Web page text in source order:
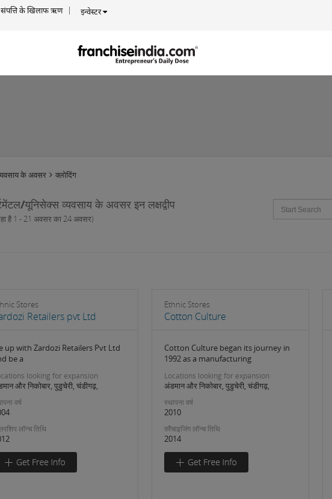
संपत्ति के खिलाफ ऋण इन्वेस्टर
के अवसर क्लोदिंग
यूनिसेक्स व्यवसाय के अवसर इन लक्षद्वीप
है 1 - 21 अवसर का 24 अवसर)
Stores
Retailers pvt Ltd
up with Zardozi Retailers Pvt Ltd
be a
looking for expansion
और निकोबार, पुडुचेरी, चंडीगढ़,
वर्ष
लॉन्च तिथि
Ethnic Stores
Cotton Culture
Cotton Culture began its journey in
1992 as a manufacturing
Locations looking for expansion
अंडमान और निकोबार, पुडुचेरी, चंडीगढ़,
स्थापना वर्ष
2010
फ़्रैंचाइजिंग लॉन्च तिथि
2014